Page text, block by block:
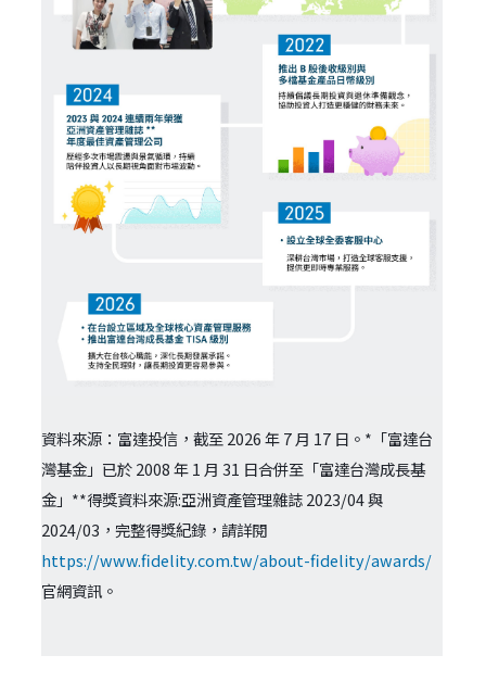
資料來源：富達投信，截至 2026 年 7 月 17 日。*「富達台
灣基金」已於 2008 年 1 月 31 日合併至「富達台灣成長基
金」**得獎資料來源:亞洲資產管理雜誌 2023/04 與
2024/03，完整得獎紀錄，請詳閱
https://www.fidelity.com.tw/about-fidelity/awards/
官網資訊。